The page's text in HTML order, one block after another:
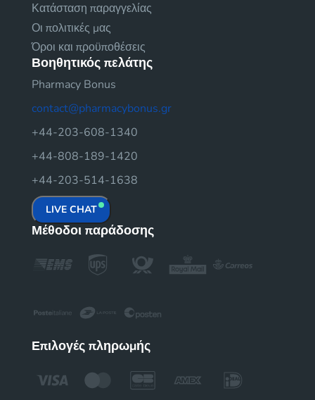
Κατάσταση παραγγελίας
Οι πολιτικές μας
Όροι και προϋποθέσεις
Βοηθητικός πελάτης
Pharmacy Bonus
contact@pharmacybonus.gr
+44-203-608-1340
+44-808-189-1420
+44-203-514-1638
LIVE CHAT
Μέθοδοι παράδοσης
Επιλογές πληρωμής